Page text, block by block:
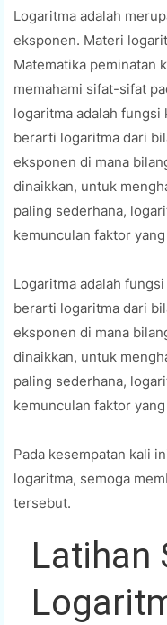
Logaritma adalah
eksponen. Materi
Matematika peminatan
memahami sifat-sifat
logaritma adalah
berarti logaritma dari
eksponen di mana
dinaikkan, untuk
paling sederhana,
kemunculan faktor
Logaritma adalah
berarti logaritma dari
eksponen di mana
dinaikkan, untuk
paling sederhana,
kemunculan faktor
Pada kesempatan kali
logaritma, semoga
tersebut.
Latihan